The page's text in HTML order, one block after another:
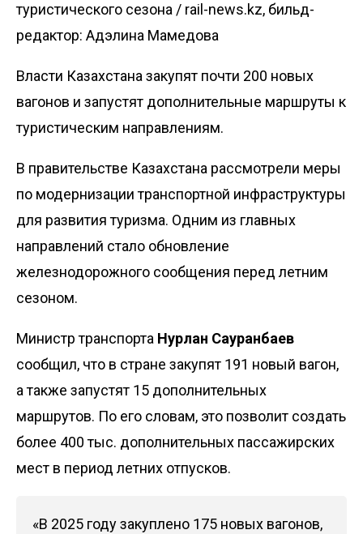
туристического сезона / rail-news.kz, бильд-
редактор: Адэлина Мамедова
Власти Казахстана закупят почти 200 новых
вагонов и запустят дополнительные маршруты к
туристическим направлениям.
В правительстве Казахстана рассмотрели меры
по модернизации транспортной инфраструктуры
для развития туризма. Одним из главных
направлений стало обновление
железнодорожного сообщения перед летним
сезоном.
Министр транспорта Нурлан Сауранбаев
сообщил, что в стране закупят 191 новый вагон,
а также запустят 15 дополнительных
маршрутов. По его словам, это позволит создать
более 400 тыс. дополнительных пассажирских
мест в период летних отпусков.
«В 2025 году закуплено 175 новых вагонов,